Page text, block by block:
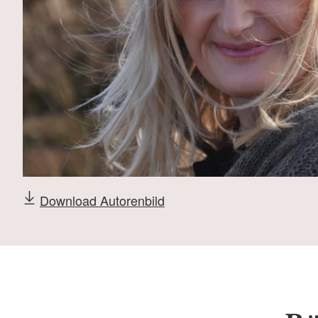
Download Autorenbild